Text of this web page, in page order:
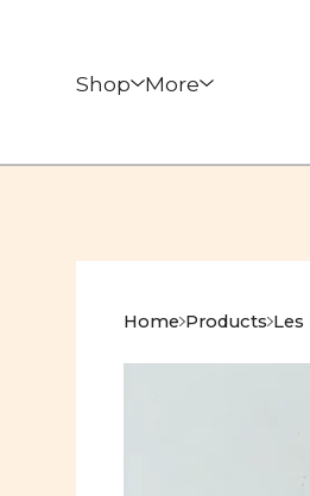
Shop More
Home Products